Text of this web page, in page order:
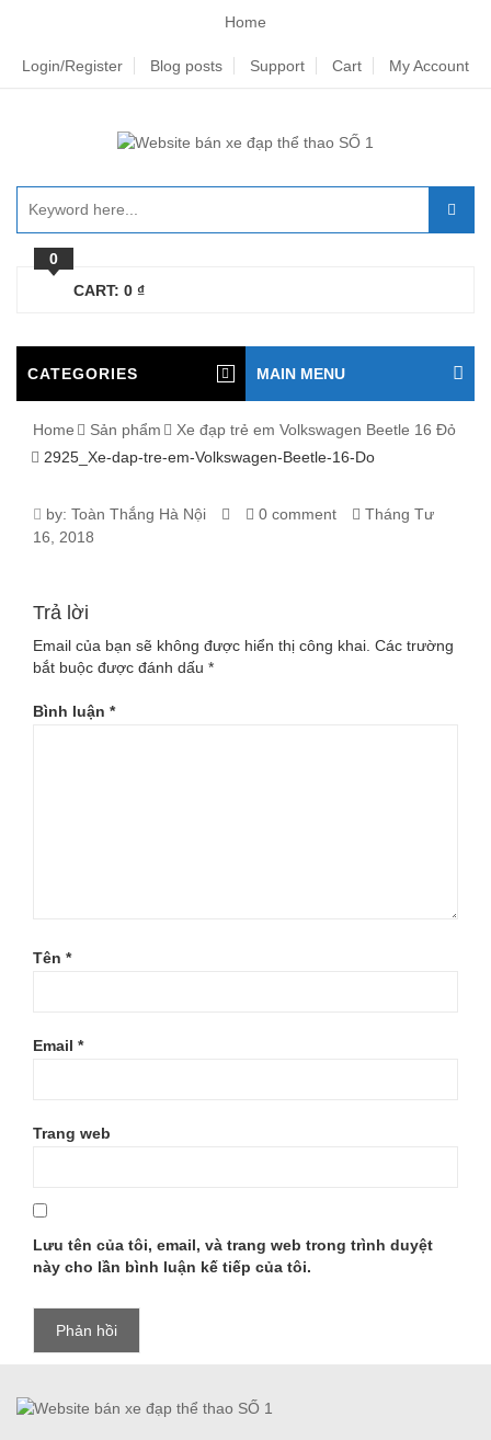
Home
Login/Register Blog posts Support Cart My Account
0
CART: 0 ₫
CATEGORIES MAIN MENU
Home Sản phẩm
Xe đạp trẻ em Volkswagen Beetle 16 Đỏ
2925_Xe-dap-tre-em-Volkswagen-Beetle-16-Do
2925_XE-
TRE-
EM-
by: Toàn Thắng Hà Nội 0 comment
Tháng Tư
16, 2018
Trả lời
Email của bạn sẽ không được hiển thị công khai. Các trường
bắt buộc được đánh dấu *
Bình luận *
Tên *
Email *
Trang web
Lưu tên của tôi, email, và trang web trong trình duyệt
này cho lần bình luận kế tiếp của tôi.